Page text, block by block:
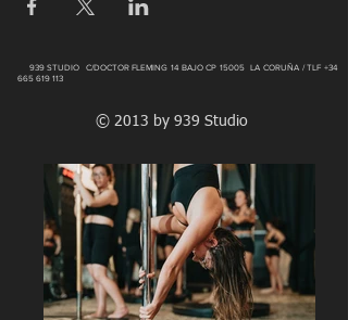
939 STUDIO C/DOCTOR FLEMING 14 BAJO CP 15005 LA CORUÑA / TLF +34
665 619 113
© 2013 by 939 Studio